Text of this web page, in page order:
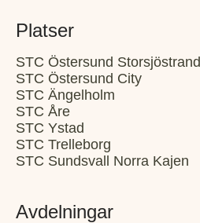
Platser
STC Östersund Storsjöstrand
STC Östersund City
STC Ängelholm
STC Åre
STC Ystad
STC Trelleborg
STC Sundsvall Norra Kajen
Avdelningar